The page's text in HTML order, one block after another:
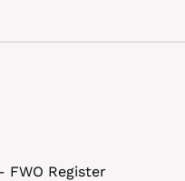
FWO Register